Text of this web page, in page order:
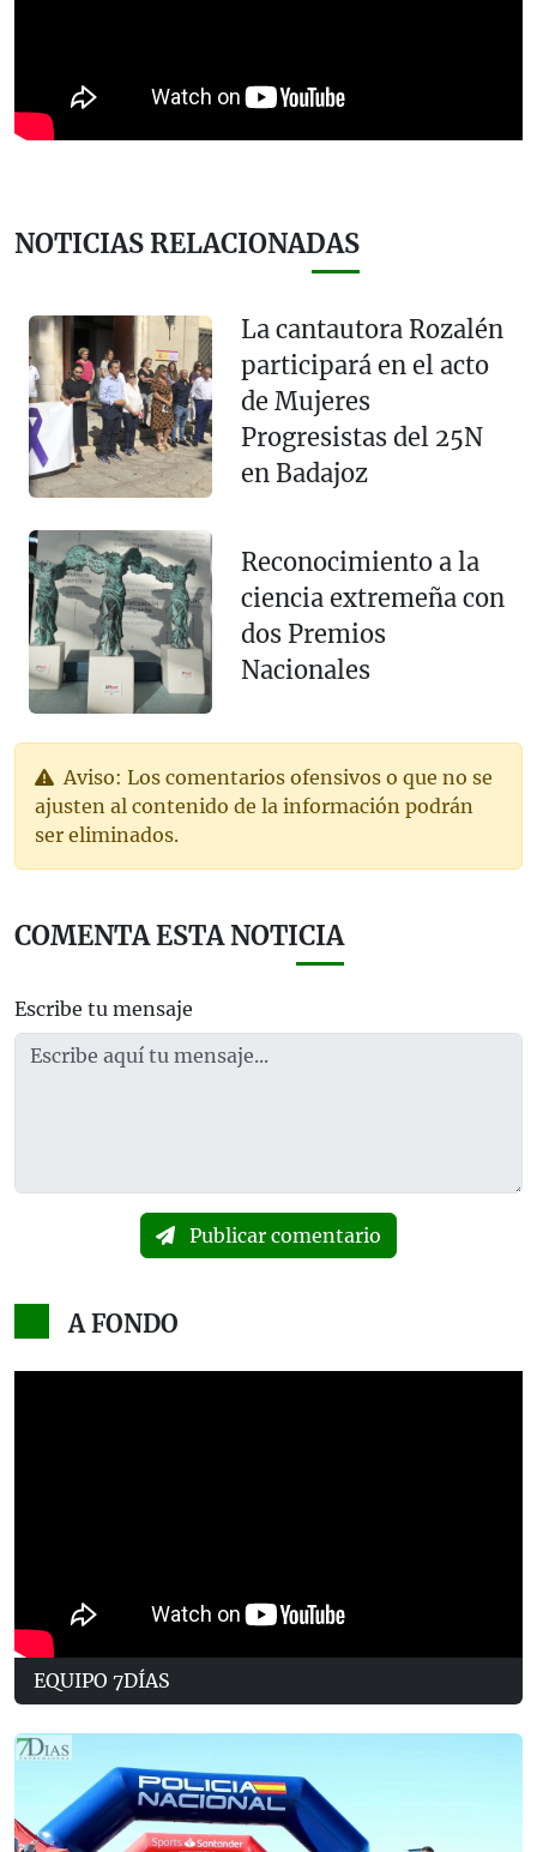
NOTICIAS RELACIONADAS
La cantautora Rozalén
participará en el acto
de Mujeres
Progresistas del 25N
en Badajoz
Reconocimiento a la
ciencia extremeña con
dos Premios
Nacionales
Aviso: Los comentarios ofensivos o que no se
ajusten al contenido de la información podrán
ser eliminados.
COMENTA ESTA NOTICIA
Escribe tu mensaje
Publicar comentario
A FONDO
EQUIPO 7DÍAS